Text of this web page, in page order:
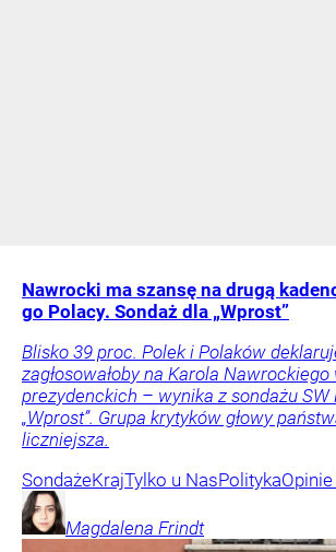
Nawrocki ma szansę na drugą
go Polacy. Sondaż dla „Wprost”
Blisko 39 proc. Polek i Polaków
zagłosowałoby na Karola
prezydenckich – wynika z sondażu SW
„Wprost”. Grupa krytyków głowy
liczniejsza.
SondażeKrajTylko u NasPolityka
Magdalena Frindt